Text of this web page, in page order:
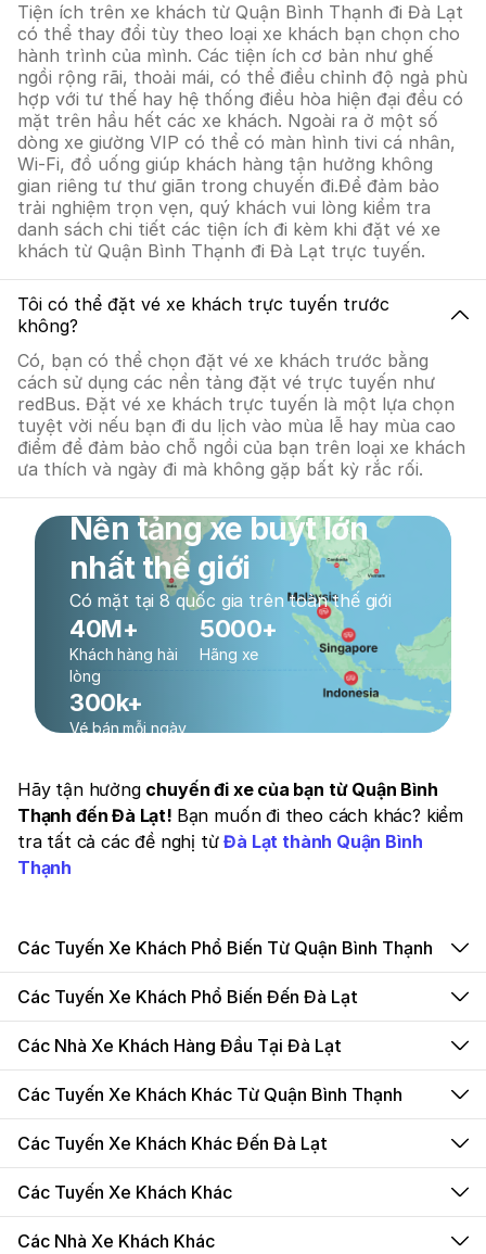
Tiện ích trên xe khách từ Quận Bình Thạnh đi Đà Lạt
có thể thay đổi tùy theo loại xe khách bạn chọn cho
hành trình của mình. Các tiện ích cơ bản như ghế
ngồi rộng rãi, thoải mái, có thể điều chỉnh độ ngả phù
hợp với tư thế hay hệ thống điều hòa hiện đại đều có
mặt trên hầu hết các xe khách. Ngoài ra ở một số
dòng xe giường VIP có thể có màn hình tivi cá nhân,
Wi-Fi, đồ uống giúp khách hàng tận hưởng không
gian riêng tư thư giãn trong chuyến đi.Để đảm bảo
trải nghiệm trọn vẹn, quý khách vui lòng kiểm tra
danh sách chi tiết các tiện ích đi kèm khi đặt vé xe
khách từ Quận Bình Thạnh đi Đà Lạt trực tuyến.
Tôi có thể đặt vé xe khách trực tuyến trước
không?
Có, bạn có thể chọn đặt vé xe khách trước bằng
cách sử dụng các nền tảng đặt vé trực tuyến như
redBus. Đặt vé xe khách trực tuyến là một lựa chọn
tuyệt vời nếu bạn đi du lịch vào mùa lễ hay mùa cao
điểm để đảm bảo chỗ ngồi của bạn trên loại xe khách
ưa thích và ngày đi mà không gặp bất kỳ rắc rối.
Nền tảng xe buýt lớn
nhất thế giới
Có mặt tại 8 quốc gia trên toàn thế giới
40M+
Khách hàng hài
lòng
5000+
Hãng xe
300k+
Vé bán mỗi ngày
Hãy tận hưởng chuyến đi xe của bạn từ Quận Bình
Thạnh đến Đà Lạt! Bạn muốn đi theo cách khác? kiểm
tra tất cả các đề nghị từĐà Lạt thành Quận Bình
Thạnh
Các Tuyến Xe Khách Phổ Biến Từ Quận Bình Thạnh
Các Tuyến Xe Khách Phổ Biến Đến Đà Lạt
Các Nhà Xe Khách Hàng Đầu Tại Đà Lạt
Các Tuyến Xe Khách Khác Từ Quận Bình Thạnh
Các Tuyến Xe Khách Khác Đến Đà Lạt
Các Tuyến Xe Khách Khác
Các Nhà Xe Khách Khác